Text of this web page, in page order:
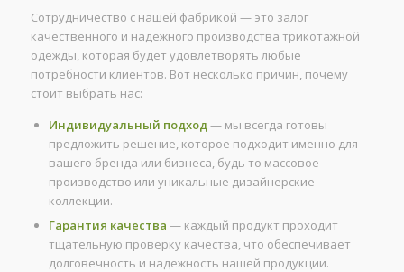
Сотрудничество с нашей фабрикой — это залог
качественного и надежного производства трикотажной
одежды, которая будет удовлетворять любые
потребности клиентов. Вот несколько причин, почему
стоит выбрать нас:
Индивидуальный подход — мы всегда готовы
предложить решение, которое подходит именно для
вашего бренда или бизнеса, будь то массовое
производство или уникальные дизайнерские
коллекции.
Гарантия качества — каждый продукт проходит
тщательную проверку качества, что обеспечивает
долговечность и надежность нашей продукции.